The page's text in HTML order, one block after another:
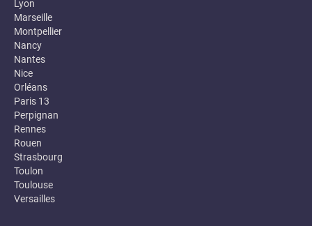
Lyon
Marseille
Montpellier
Nancy
Nantes
Nice
Orléans
Paris 13
Perpignan
Rennes
Rouen
Strasbourg
Toulon
Toulouse
Versailles